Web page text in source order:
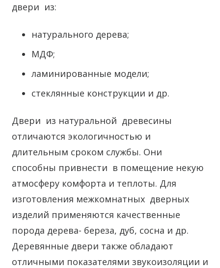
двери из:
натурального дерева;
МДФ;
ламинированные модели;
стеклянные конструкции и др.
Двери из натуральной древесины
отличаются экологичностью и
длительным сроком службы. Они
способны привнести в помещение некую
атмосферу комфорта и теплоты. Для
изготовления межкомнатных дверных
изделий применяются качественные
порода дерева- береза, дуб, сосна и др.
Деревянные двери также обладают
отличными показателями звукоизоляции и